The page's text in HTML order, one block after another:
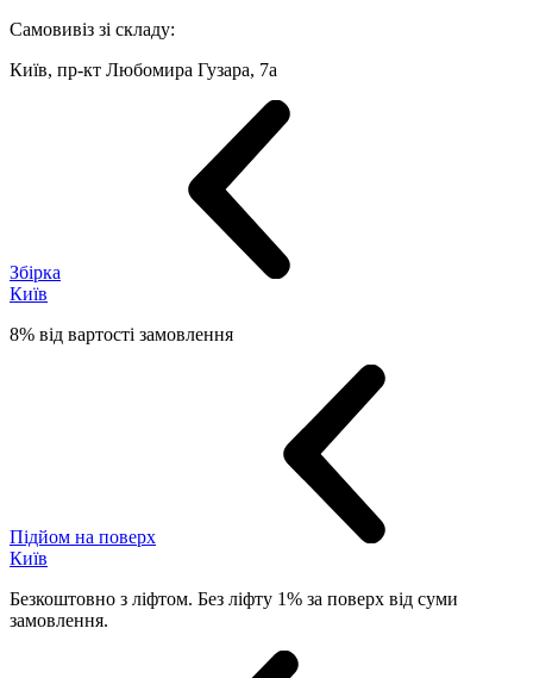
Самовивіз зі складу:
Київ, пр-кт Любомира Гузара, 7а
Збірка
Київ
8% від вартості замовлення
Підйом на поверх
Київ
Безкоштовно з ліфтом. Без ліфту 1% за поверх від суми
замовлення.